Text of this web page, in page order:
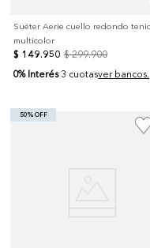
Suéter Aerie cuello redondo
multicolor
$ 149.950 $ 299.900
0% Interés 3 cuotasver bancos.
50% OFF